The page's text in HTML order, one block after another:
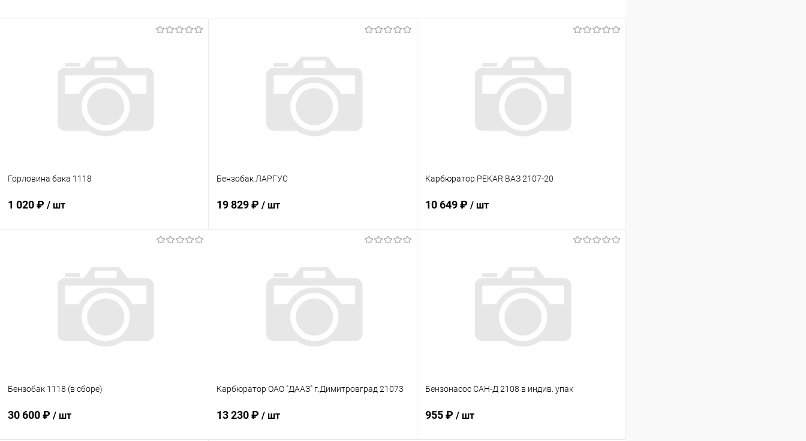
Горловина бака 1118
1 020 ₽ / шт
Купить в 1 клик Сравнение
Под заказ
Бензобак ЛАРГУС
19 829 ₽ / шт
Купить в 1 клик Сравнение
В наличии
Карбюратор PEKAR ВАЗ 2107-20
10 649 ₽ / шт
Купить в 1 клик Сравнение
В наличии
Бензобак 1118 (в сборе)
30 600 ₽ / шт
Карбюратор ОАО "ДААЗ" г.Димитровград 21073
13 230 ₽ / шт
Бензонасос САН-Д 2108 в индив. упак
955 ₽ / шт